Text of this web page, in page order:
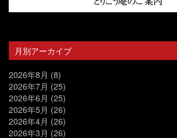
月別アーカイブ
2026年8月 (8)
2026年7月 (25)
2026年6月 (25)
2026年5月 (26)
2026年4月 (26)
2026年3月 (26)